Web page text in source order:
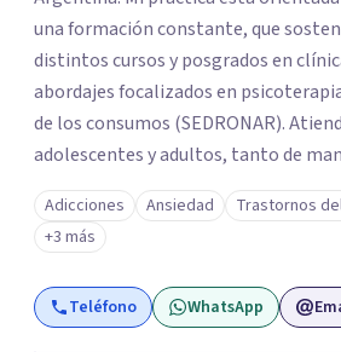
una formación constante, que
distintos cursos y posgrados en
abordajes focalizados en
de los consumos (SEDRONAR).
adolescentes y adultos, tanto de
como online. Trabajo con distintas
depresión, ataques de pánico,
alimentarios, trastornos del espectro
otras situaciones que generan
cada persona llega con una historia
Adicciones Ansiedad
Trastornos
+3 más
Teléfono WhatsApp